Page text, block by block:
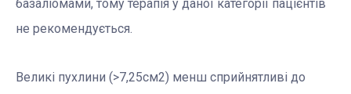
базаліомами, тому терапія у даної категорії пацієнтів
не рекомендується.
Великі пухлини (>7,25см2) менш сприйнятливі до